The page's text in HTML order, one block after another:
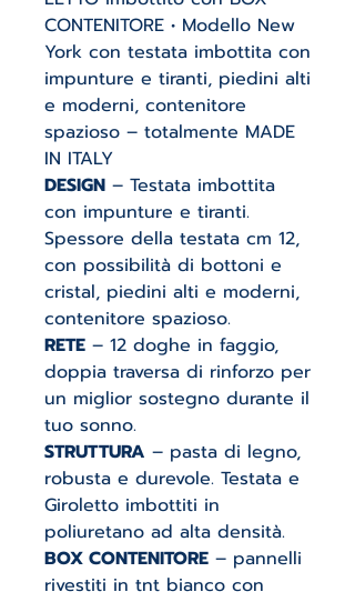
CONTENITORE • Modello New
York con testata imbottita con
impunture e tiranti, piedini alti
e moderni, contenitore
spazioso – totalmente MADE
IN ITALY
DESIGN – Testata imbottita
con impunture e tiranti.
Spessore della testata cm 12,
con possibilità di bottoni e
cristal, piedini alti e moderni,
contenitore spazioso.
RETE – 12 doghe in faggio,
doppia traversa di rinforzo per
un miglior sostegno durante il
tuo sonno.
STRUTTURA – pasta di legno,
robusta e durevole. Testata e
Giroletto imbottiti in
poliuretano ad alta densità.
BOX CONTENITORE – pannelli
rivestiti in tnt bianco con